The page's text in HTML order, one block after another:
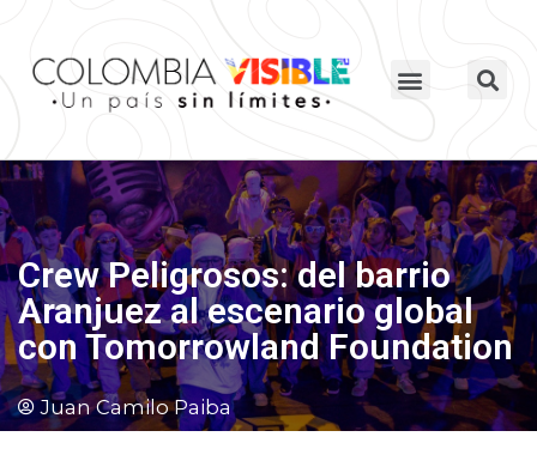
Crew Peligrosos: del barrio
Aranjuez al escenario global
con Tomorrowland Foundation
Juan Camilo Paiba